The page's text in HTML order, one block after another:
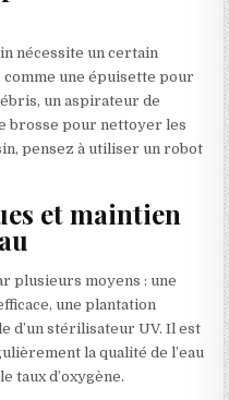
nécessite un certain
comme une épuisette pour
un aspirateur de
brosse pour nettoyer les
pensez à utiliser un robot
et maintien
plusieurs moyens : une
une plantation
d’un stérilisateur UV. Il est
la qualité de l’eau
taux d’oxygène.